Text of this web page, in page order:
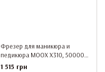
Фрезер для маникюра и
педикюра MOOX X310, 50000
об/мин, 70W, Розовый
1 515 грн